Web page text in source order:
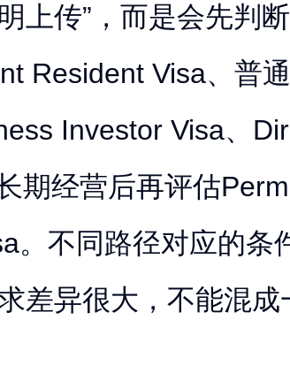
上传”，而是会先判
Resident Visa、普
Investor Visa、
期经营后再评估
。不同路径对应的条
差异很大，不能混成